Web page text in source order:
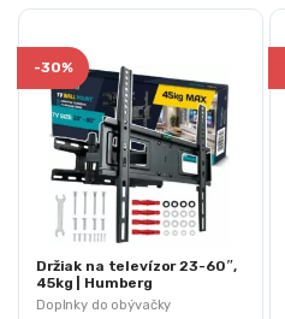
Doplnky do obývačky
-30%
Držiak na televízor 23-60″,
45kg | Humberg